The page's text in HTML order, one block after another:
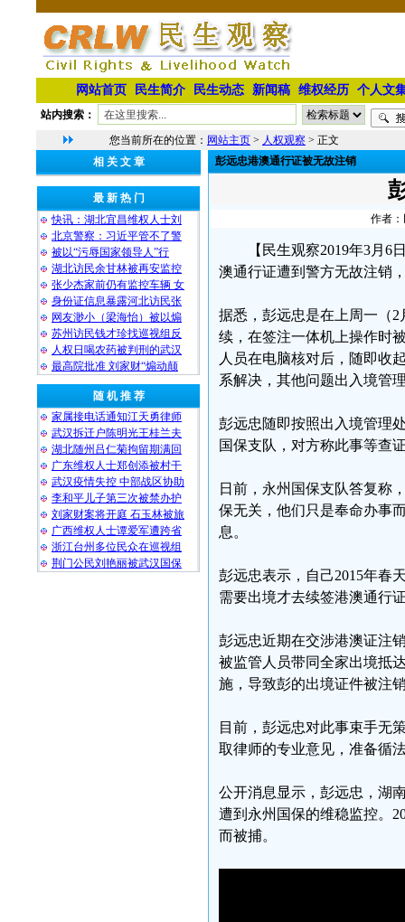
网站首页 民生简介 民生动态 新闻稿 维权经历 个人文
站内搜索：
您当前所在的位置： 网站主页 > 人权观察 > 正文
相 关 文 章
最 新 热 门
快讯：湖北宜昌维权人士刘
北京警察：习近平管不了警
被以“污辱国家领导人”行
湖北访民余甘林被再安监控
张少杰家前仍有监控车辆 女
身份证信息暴露河北访民张
网友渺小（梁海怡）被以煽
苏州访民钱才珍找巡视组反
人权日喝农药被判刑的武汉
最高院批准 刘家财“煽动颠
随 机 推 荐
家属接电话通知江天勇律师
武汉拆迁户陈明光王桂兰夫
湖北随州吕仁菊拘留期满回
广东维权人士郑创添被村干
武汉疫情失控 中部战区协助
李和平儿子第三次被禁办护
刘家财案将开庭 石玉林被旅
广西维权人士谭爱军遭跨省
浙江台州多位民众在巡视组
荆门公民刘艳丽被武汉国保
彭远忠港澳通行证被无故注销
作者：
【民生观察2019年3月
澳通行证遭到警方无故注销
据悉，彭远忠是在上周一（
续，在签注一体机上操作时
人员在电脑核对后，随即收
系解决，其他问题出入境管
彭远忠随即按照出入境管理
国保支队，对方称此事等查
日前，永州国保支队答复称
保无关，他们只是奉命办事
息。
彭远忠表示，自己2015年春
需要出境才去续签港澳通行
彭远忠近期在交涉港澳证注
被监管人员带同全家出境抵
施，导致彭的出境证件被注
目前，彭远忠对此事束手无
取律师的专业意见，准备循
公开消息显示，彭远忠，湖
遭到永州国保的维稳监控。
而被捕。